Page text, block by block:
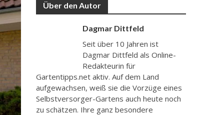
Über den Autor
Dagmar Dittfeld
Seit über 10 Jahren ist
Dagmar Dittfeld als Online-
Redakteurin für
Gartentipps.net aktiv. Auf dem Land
aufgewachsen, weiß sie die Vorzüge eines
Selbstversorger-Gartens auch heute noch
zu schätzen. Ihre ganz besondere